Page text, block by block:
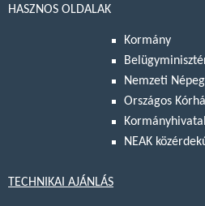
HASZNOS OLDALAK
Kormány
Nemzeti
Országos
NEAK
TECHNIKAI AJÁNLÁS